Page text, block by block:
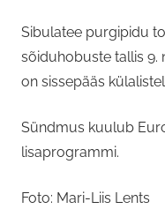
Sibulatee purgipidu
sõiduhobuste tallis 9.
on sissepääs
Sündmus kuulub
lisaprogrammi.
Foto: Mari-Liis Lents